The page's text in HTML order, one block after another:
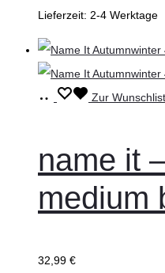
werden
Lieferzeit: 2-4 Werktage
Ausführung
Dieses
mehrere
Varianten
auf.
Optionen
Zur
name it
medium
32,99 €